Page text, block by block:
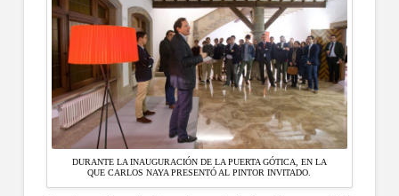
DURANTE LA INAUGURACIÓN DE LA PUERTA GÓTICA, EN LA
QUE CARLOS NAYA PRESENTÓ AL PINTOR INVITADO.